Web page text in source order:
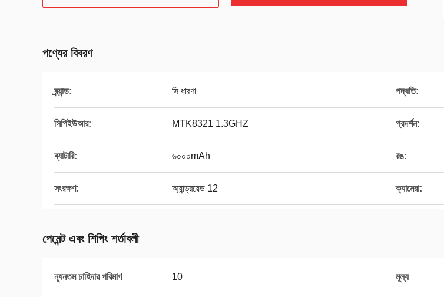
পণ্যের বিবরণ
ব্র্যান্ড: সি ধারণা পদ্ধতি:
সিপিইউআর: MTK8321 1.3GHZ প্রদর্শন:
ব্যাটারি: ৬০০০mAh রঙ:
সংরক্ষণ: অ্যান্ড্রয়েড 12 ক্যামেরা:
পেমেন্ট এবং শিপিং শর্তাবলী
ন্যূনতম চাহিদার পরিমাণ 10 মূল্য